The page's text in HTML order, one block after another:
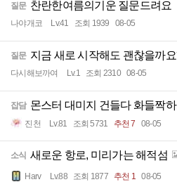
질문 찬란한여름의기운 질문드려요
나야개코 Lv.41 조회 1939 08-05
질문 지금 새로 시작해도 괜찮을까
다시해보까여 Lv.1 조회 2310 08-05
잡담 몬스터 대미지 건들다 화들짝
진천 Lv.81 조회 5731 추천 7 08-05
소식 새로운 항로, 미리가는 해적섬
Harv Lv.88 조회 1877 추천 1 08-05